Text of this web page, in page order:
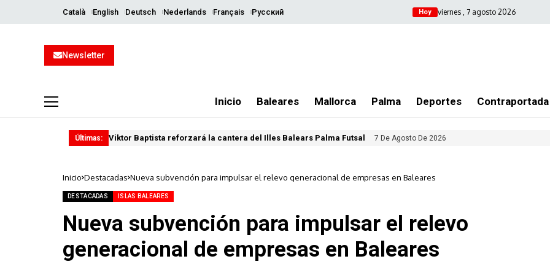
Català English Deutsch Nederlands Français Русский Hoy viernes , 7 agosto 2026
Newsletter
Inicio Baleares Mallorca Palma Deportes Contraportada
Últimas: Viktor Baptista reforzará la cantera del Illes Balears Palma Futsal 7 De Agosto De 2026
Inicio Destacadas Nueva subvención para impulsar el relevo generacional de empresas en Baleares
DESTACADAS ISLAS BALEARES
Nueva subvención para impulsar el relevo
generacional de empresas en Baleares